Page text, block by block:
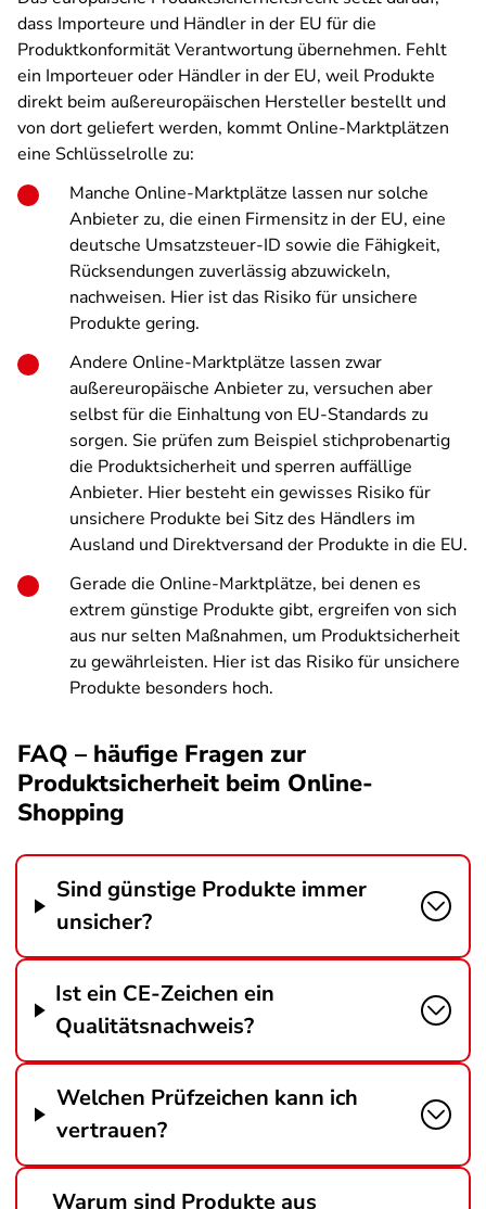
dass Importeure und Händler in der EU für die
Produktkonformität Verantwortung übernehmen. Fehlt
ein Importeuer oder Händler in der EU, weil Produkte
direkt beim außereuropäischen Hersteller bestellt und
von dort geliefert werden, kommt Online-Marktplätzen
eine Schlüsselrolle zu:
Manche Online-Marktplätze lassen nur solche
Anbieter zu, die einen Firmensitz in der EU, eine
deutsche Umsatzsteuer-ID sowie die Fähigkeit,
Rücksendungen zuverlässig abzuwickeln,
nachweisen. Hier ist das Risiko für unsichere
Produkte gering.
Andere Online-Marktplätze lassen zwar
außereuropäische Anbieter zu, versuchen aber
selbst für die Einhaltung von EU-Standards zu
sorgen. Sie prüfen zum Beispiel stichprobenartig
die Produktsicherheit und sperren auffällige
Anbieter. Hier besteht ein gewisses Risiko für
unsichere Produkte bei Sitz des Händlers im
Ausland und Direktversand der Produkte in die EU.
Gerade die Online-Marktplätze, bei denen es
extrem günstige Produkte gibt, ergreifen von sich
aus nur selten Maßnahmen, um Produktsicherheit
zu gewährleisten. Hier ist das Risiko für unsichere
Produkte besonders hoch.
FAQ – häufige Fragen zur
Produktsicherheit beim Online-
Shopping
Sind günstige Produkte immer
unsicher?
Ist ein CE-Zeichen ein
Qualitätsnachweis?
Welchen Prüfzeichen kann ich
vertrauen?
Warum sind Produkte aus